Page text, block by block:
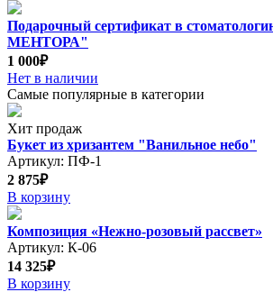
Подарочный сертификат в
МЕНТОРА"
1 000₽
Нет в наличии
Самые популярные в категории
Хит продаж
Букет из хризантем "Ванильное небо"
Артикул: ПФ-1
2 875₽
В корзину
Композиция «Нежно-розовый рассвет»
Артикул: К-06
14 325₽
В корзину